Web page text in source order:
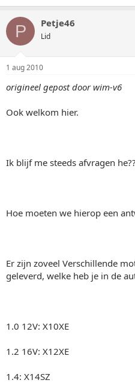
P Petje46
Lid
1 aug 2010
origineel gepost door wim-v6
Ook welkom hier.
Ik blijf me steeds afvragen
Hoe moeten we hierop een
Er zijn zoveel Verschillende
geleverd, welke heb je in de
1.0 12V: X10XE
1.2 16V: X12XE
1.4: X14SZ